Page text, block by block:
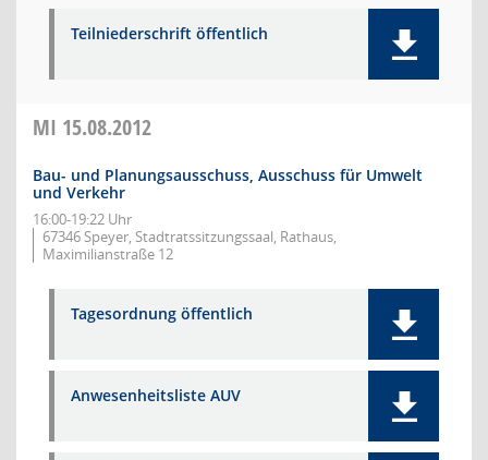
Teilniederschrift öffentlich
MI 15.08.2012
Bau- und Planungsausschuss, Ausschuss für Umwelt
und Verkehr
16:00-19:22 Uhr
67346 Speyer, Stadtratssitzungssaal, Rathaus,
Maximilianstraße 12
Tagesordnung öffentlich
Anwesenheitsliste AUV